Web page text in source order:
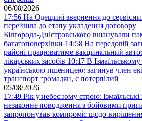
06/08/2026
17:56 На Одещині звернення до
перейшла до етапу укладення договору
Білгорода-Дністровського вшанували
багатоповерхівки 14:58 На передовій
районі працюватиме вакцинальний
лікарських засобів 10:17 В
українською пшеницею: загинув член
транспорт громадян, є потерпілий
05/08/2026
17:49 Рік у небесному строю:
незаконне поводження з бойовими
запропонував компроміс щодо